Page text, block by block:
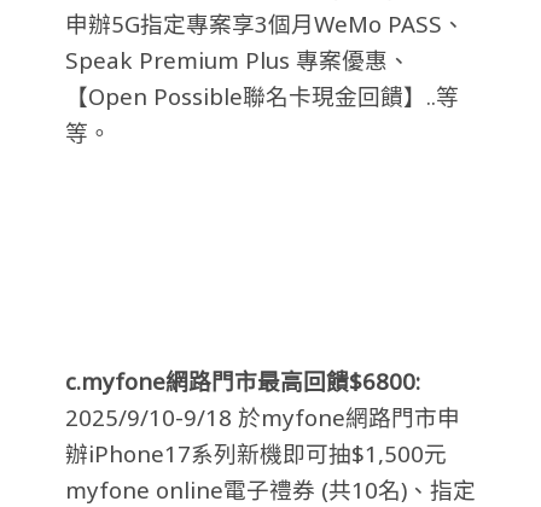
申辦5G指定專案享3個月WeMo PASS、
Speak Premium Plus 專案優惠、
【Open Possible聯名卡現金回饋】 ..等
等。
c.myfone網路門市最高回饋$6800:
2025/9/10-9/18 於myfone網路門市申
辦iPhone17系列新機即可抽$1,500元
myfone online電子禮券 (共10名)、指定